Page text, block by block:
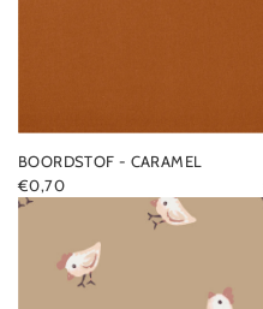
BOORDSTOF - CARAMEL
€0,70